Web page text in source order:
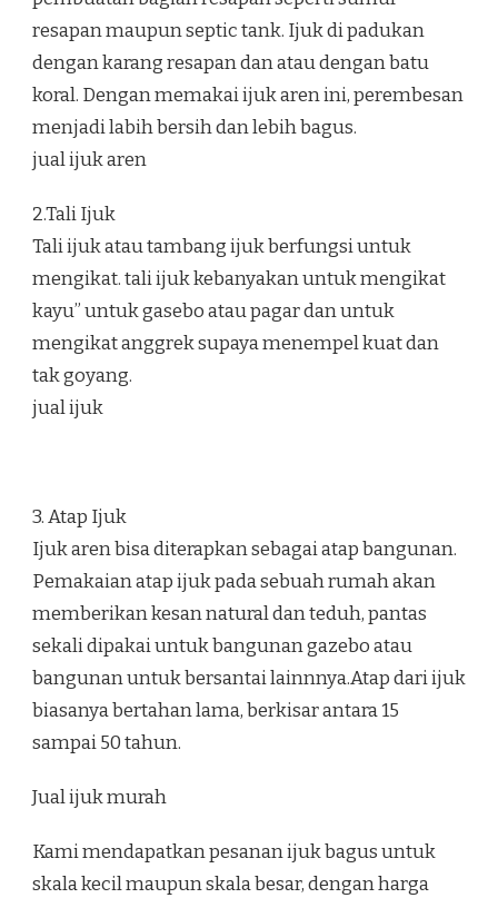
resapan maupun septic tank. Ijuk di padukan
dengan karang resapan dan atau dengan batu
koral. Dengan memakai ijuk aren ini, perembesan
menjadi labih bersih dan lebih bagus.
jual ijuk aren
2.Tali Ijuk
Tali ijuk atau tambang ijuk berfungsi untuk
mengikat. tali ijuk kebanyakan untuk mengikat
kayu” untuk gasebo atau pagar dan untuk
mengikat anggrek supaya menempel kuat dan
tak goyang.
jual ijuk
3. Atap Ijuk
Ijuk aren bisa diterapkan sebagai atap bangunan.
Pemakaian atap ijuk pada sebuah rumah akan
memberikan kesan natural dan teduh, pantas
sekali dipakai untuk bangunan gazebo atau
bangunan untuk bersantai lainnnya.Atap dari ijuk
biasanya bertahan lama, berkisar antara 15
sampai 50 tahun.
Jual ijuk murah
Kami mendapatkan pesanan ijuk bagus untuk
skala kecil maupun skala besar, dengan harga